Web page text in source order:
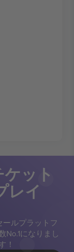
ット
レイ
ルプラットフ
No.1になりまし
！